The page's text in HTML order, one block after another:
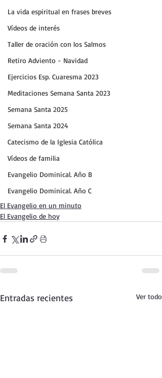
La vida espiritual en frases breves
Vídeos de interés
Taller de oración con los Salmos
Retiro Adviento - Navidad
Ejercicios Esp. Cuaresma 2023
Meditaciones Semana Santa 2023
Semana Santa 2025
Semana Santa 2024
Catecismo de la Iglesia Católica
Vídeos de familia
Evangelio Dominical. Año B
Evangelio Dominical. Año C
El Evangelio en un minuto
El Evangelio de hoy
Entradas recientes Ver todo